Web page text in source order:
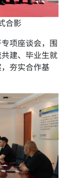
合影
项座谈会，围
建、毕业生就
夯实合作基